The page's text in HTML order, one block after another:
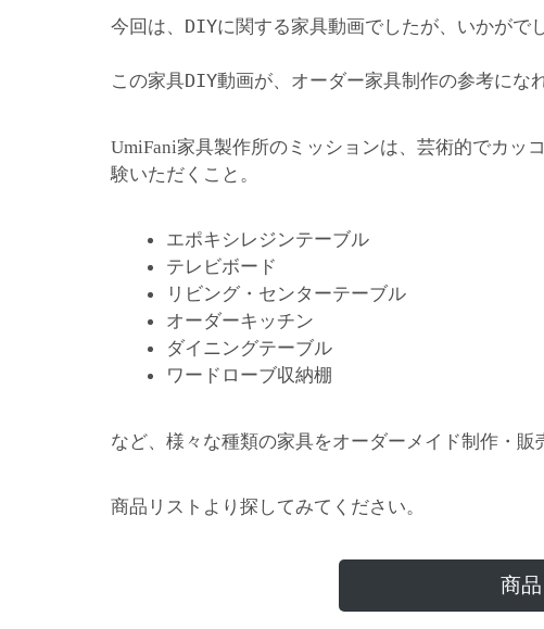
今回は、DIYに関する家具動画でしたが、いかがで
この家具DIY動画が、オーダー家具制作の参考にな
UmiFani家具製作所のミッションは、芸術的でカッ
験いただくこと。
エポキシレジンテーブル
テレビボード
リビング・センターテーブル
オーダーキッチン
ダイニングテーブル
ワードローブ収納棚
など、様々な種類の家具をオーダーメイド制作・販
商品リストより探してみてください。
商